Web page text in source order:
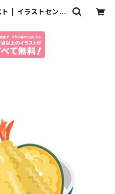
| イラストセンタ